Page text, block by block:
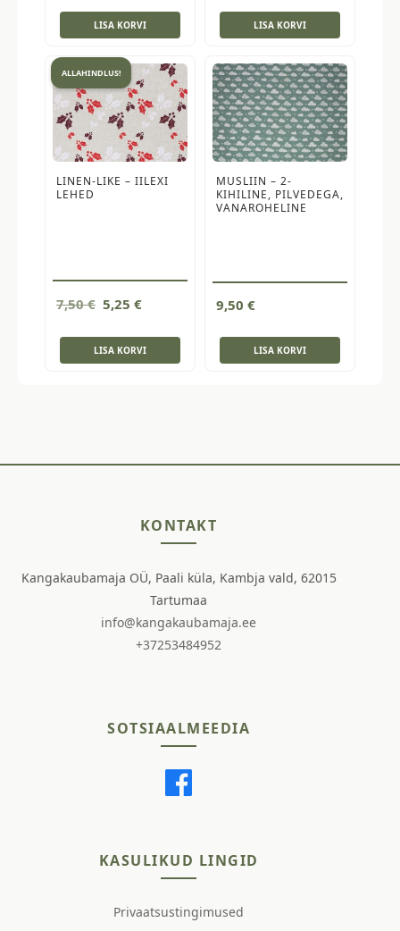
LISA KORVI LISA KORVI
ALLAHINDLUS!
LINEN-LIKE – IILEXI
LEHED
7,50€ Algne
oli:
7,50 €.
5,25 €Current
is:
5,25 €.
LISA KORVI
MUSLIIN – 2-
KIHILINE, PILVEDEGA,
VANAROHELINE
9,50 €
LISA KORVI
KONTAKT
Kangakaubamaja OÜ, Paali küla, Kambja vald, 62015
Tartumaa
info@kangakaubamaja.ee
+37253484952
SOTSIAALMEEDIA
KASULIKUD LINGID
Privaatsustingimused